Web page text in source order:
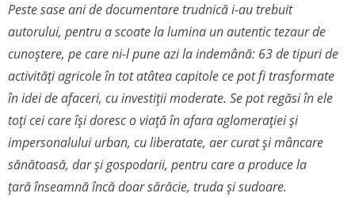
Peste sase ani de documentare trudnică i-au trebuit
autorului, pentru a scoate la lumina un autentic tezaur de
cunoștere, pe care ni-l pune azi la indemână: 63 de tipuri de
activități agricole în tot atâtea capitole ce pot fi trasformate
în idei de afaceri, cu investiții moderate. Se pot regăsi în ele
toți cei care își doresc o viață în afara aglomerației și
impersonalului urban, cu liberatate, aer curat și mâncare
sănătoasă, dar și gospodarii, pentru care a produce la
țară înseamnă încă doar sărăcie, truda și sudoare.